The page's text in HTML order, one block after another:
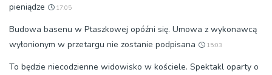
pieniądze
17:05
Budowa basenu w Ptaszkowej opóźni się. Umowa z wykonawcą
wyłonionym w przetargu nie zostanie podpisana
15:03
To będzie niecodzienne widowisko w kościele. Spektakl oparty o